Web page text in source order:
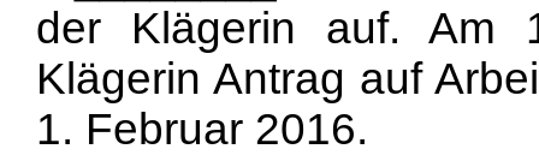
der Klägerin auf. Am
Klägerin Antrag auf
1. Februar 2016.